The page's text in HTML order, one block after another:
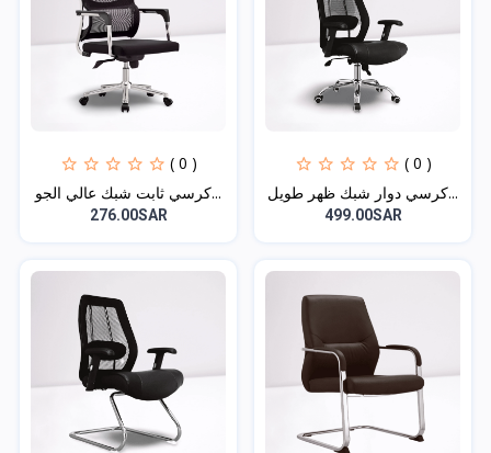
( 0 )
كرسي ثابت شبك عالي الجو...
276.00SAR
( 0 )
كرسي دوار شبك ظهر طويل...
499.00SAR